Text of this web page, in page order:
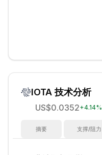
IOTA技术分析
US$0.0352+4.14%
摘要 支撑/阻力